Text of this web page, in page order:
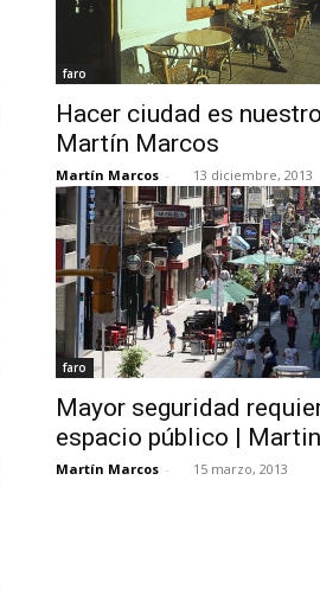
faro
Hacer ciudad es
Martín Marcos
Martín Marcos - 13 diciembre, 2013
faro
Mayor seguridad
espacio público |
Martín Marcos - 15 marzo, 2013